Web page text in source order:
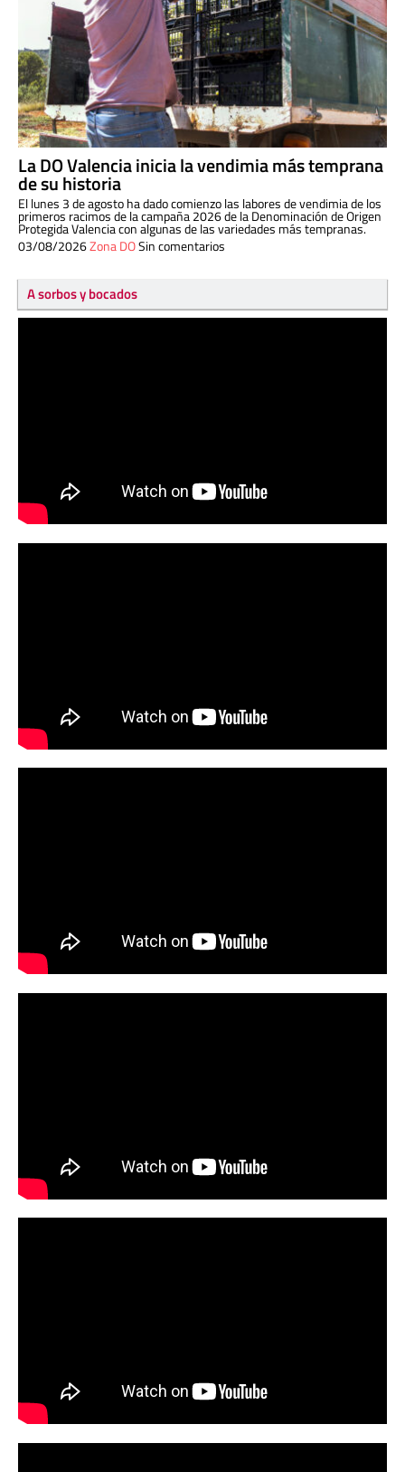
La DO Valencia inicia la vendimia más temprana
de su historia
El lunes 3 de agosto ha dado comienzo las labores de vendimia de los
primeros racimos de la campaña 2026 de la Denominación de Origen
Protegida Valencia con algunas de las variedades más tempranas.
03/08/2026Zona DOSin comentarios
A sorbos y bocados